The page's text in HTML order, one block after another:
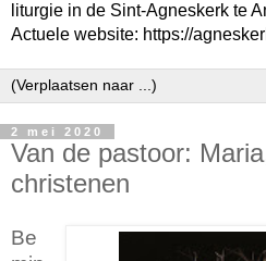
liturgie in de Sint-Agneskerk te
Actuele website: https://
2 mei 2020
Van de pastoor:
christenen
Be